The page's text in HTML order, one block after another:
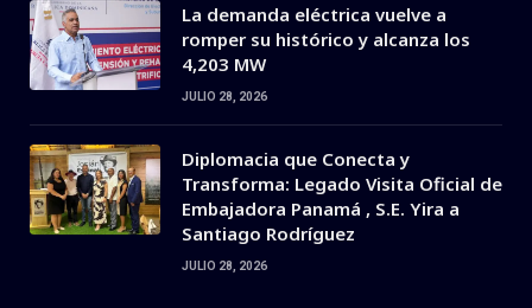
La demanda eléctrica vuelve a
romper su histórico y alcanza los
4,203 MW
JULIO 28, 2026
Diplomacia que Conecta y
Transforma: Legado Visita Oficial de
Embajadora Panamá , S.E. Yira a
Santiago Rodríguez
JULIO 28, 2026